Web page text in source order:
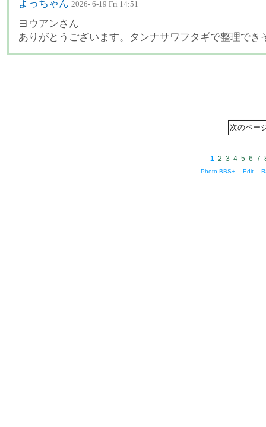
よっちゃん 2026- 6-19 Fri 14:51
ヨウアンさん
ありがとうございます。タンナサワフタギで整理でき
1 2 3 4 5 6 7
Photo BBS+ Edit